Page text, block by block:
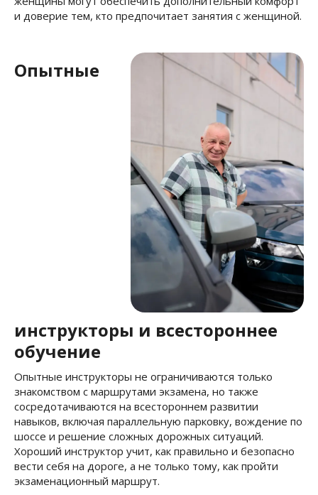
и доверие тем, кто предпочитает занятия с женщиной.
Опытные
инструкторы и всестороннее
обучение
Опытные инструкторы не ограничиваются только
знакомством с маршрутами экзамена, но также
сосредотачиваются на всестороннем развитии
навыков, включая параллельную парковку, вождение по
шоссе и решение сложных дорожных ситуаций.
Хороший инструктор учит, как правильно и безопасно
вести себя на дороге, а не только тому, как пройти
экзаменационный маршрут.